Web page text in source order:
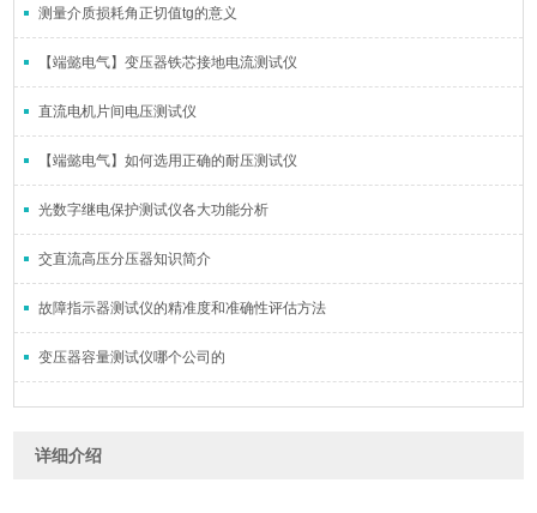
测量介质损耗角正切值tg的意义
【端懿电气】变压器铁芯接地电流测试仪
直流电机片间电压测试仪
【端懿电气】如何选用正确的耐压测试仪
光数字继电保护测试仪各大功能分析
交直流高压分压器知识简介
故障指示器测试仪的精准度和准确性评估方法
变压器容量测试仪哪个公司的
详细介绍